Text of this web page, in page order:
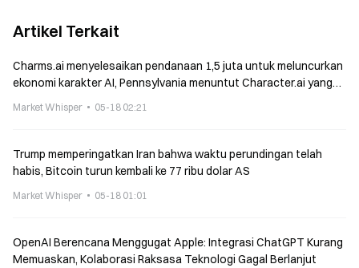
Artikel Terkait
Charms.ai menyelesaikan pendanaan 1,5 juta untuk meluncurkan
ekonomi karakter AI, Pennsylvania menuntut Character.ai yang
Market Whisper 05-18 02:21
Trump memperingatkan Iran bahwa waktu perundingan telah
habis, Bitcoin turun kembali ke 77 ribu dolar AS
Market Whisper 05-18 01:01
OpenAI Berencana Menggugat Apple: Integrasi ChatGPT Kurang
Memuaskan, Kolaborasi Raksasa Teknologi Gagal Berlanjut